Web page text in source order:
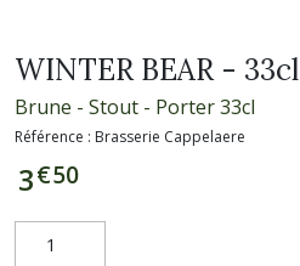
WINTER BEAR - 33cl
Brune - Stout - Porter 33cl
Référence : Brasserie Cappelaere
3€50